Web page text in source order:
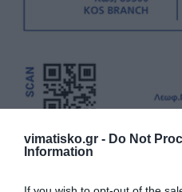
vimatisko.gr - Do Not
Information